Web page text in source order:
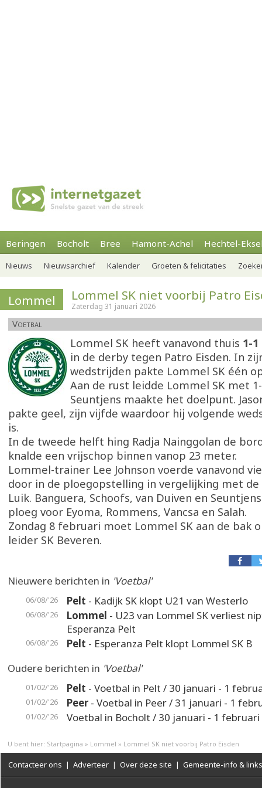
Beringen Bocholt Bree Hamont-Achel Hechtel-
Nieuws Nieuwsarchief Kalender Groeten & felicitaties
Lommel Lommel SK niet voorbij Patro
Zaterdag 31 januari 2026
Voetbal
Lommel SK heeft vanavond thuis 1-1
in de derby tegen Patro Eisden. In
wedstrijden pakte Lommel SK één
Aan de rust leidde Lommel SK met
Seuntjens maakte het doelpunt.
pakte geel, zijn vijfde waardoor hij volgende
is.
In de tweede helft hing Radja Nainggolan de
knalde een vrijschop binnen vanop 23 meter.
Lommel-trainer Lee Johnson voerde vanavond
door in de ploegopstelling in vergelijking met de
Luik. Banguera, Schoofs, van Duiven en
ploeg voor Eyoma, Rommens, Vancsa en Salah.
Zondag 8 februari moet Lommel SK aan de bak
leider SK Beveren.
Nieuwere berichten in 'Voetbal'
06/08/'26 Pelt - Kadijk SK klopt U21 van Westerlo
06/08/'26 Lommel - U23 van Lommel SK verliest
Esperanza Pelt
06/08/'26 Pelt - Esperanza Pelt klopt Lommel SK B
Oudere berichten in 'Voetbal'
01/02/'26 Pelt - Voetbal in Pelt / 30 januari - 1
01/02/'26 Peer- Voetbal in Peer / 31 januari - 1
01/02/'26 Voetbal in Bocholt / 30 januari - 1 februari
U bent hier: Startpagina » Lommel » Lommel SK niet voorbij Patro Eisden
Contacteer ons | Adverteer | Over deze site | Gemeente-info & links